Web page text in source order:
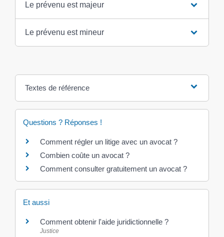
Le prévenu est majeur
Le prévenu est mineur
Textes de référence
Questions ? Réponses !
Comment régler un litige avec un avocat ?
Combien coûte un avocat ?
Comment consulter gratuitement un avocat ?
Et aussi
Comment obtenir l'aide juridictionnelle ?
Justice